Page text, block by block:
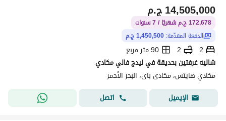
ج.م14,505,000
172,678 ج.م شهريًا / 7 سنوات
الدفعة المقدّمة: 1,450,500 ج.م
2
2
90 متر مربع
شاليه غرفتين بحديقة في ليدج فالي مكادي
مكادي هايتس، مكادى باى، البحر الأحمر
الإيميل
اتصل